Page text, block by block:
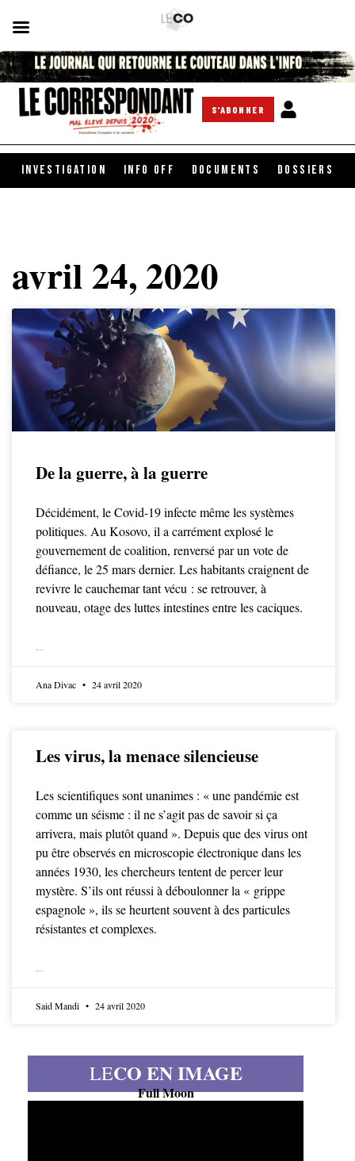
S'ABONNER
INVESTIGATION INFO OFF DOCUMENTS DOSSIERS
avril 24, 2020
De la guerre, à la guerre
Décidément, le Covid-19 infecte même les systèmes
politiques. Au Kosovo, il a carrément explosé le
gouvernement de coalition, renversé par un vote de
défiance, le 25 mars dernier. Les habitants craignent de
revivre le cauchemar tant vécu : se retrouver, à
nouveau, otage des luttes intestines entre les caciques.
Ana Divac 24 avril 2020
Les virus, la menace silencieuse
Les scientifiques sont unanimes : « une pandémie est
comme un séisme : il ne s’agit pas de savoir si ça
arrivera, mais plutôt quand ». Depuis que des virus ont
pu être observés en microscopie électronique dans les
années 1930, les chercheurs tentent de percer leur
mystère. S’ils ont réussi à déboulonner la « grippe
espagnole », ils se heurtent souvent à des particules
résistantes et complexes.
Said Mandi 24 avril 2020
LECO EN IMAGE
Full Moon